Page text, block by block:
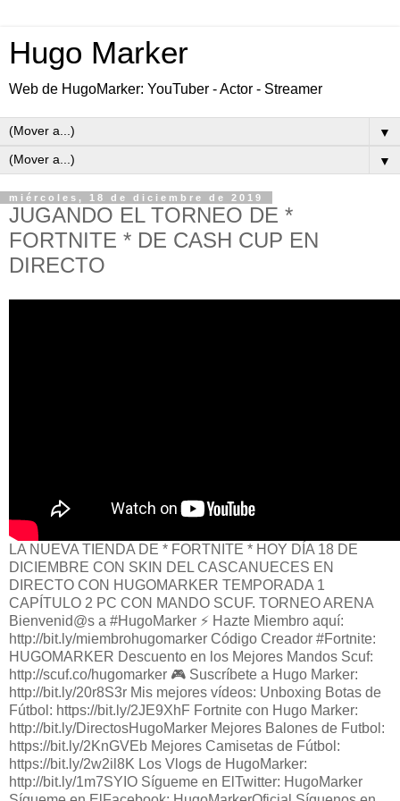
Hugo Marker
Web de HugoMarker: YouTuber - Actor - Streamer
▼
▼
miércoles, 18 de diciembre de 2019
JUGANDO EL TORNEO DE *
FORTNITE * DE CASH CUP EN
DIRECTO
LA NUEVA TIENDA DE * FORTNITE * HOY DÍA 18 DE
DICIEMBRE CON SKIN DEL CASCANUECES EN
DIRECTO CON HUGOMARKER TEMPORADA 1
CAPÍTULO 2 PC CON MANDO SCUF. TORNEO ARENA
Bienvenid@s a #HugoMarker ⚡️ Hazte Miembro aquí:
http://bit.ly/miembrohugomarker Código Creador #Fortnite:
HUGOMARKER Descuento en los Mejores Mandos Scuf:
http://scuf.co/hugomarker 🎮 Suscríbete a Hugo Marker:
http://bit.ly/20r8S3r Mis mejores vídeos: Unboxing Botas de
Fútbol: https://bit.ly/2JE9XhF Fortnite con Hugo Marker:
http://bit.ly/DirectosHugoMarker Mejores Balones de Futbol:
https://bit.ly/2KnGVEb Mejores Camisetas de Fútbol:
https://bit.ly/2w2il8K Los Vlogs de HugoMarker:
http://bit.ly/1m7SYIO Sígueme en ElTwitter: HugoMarker